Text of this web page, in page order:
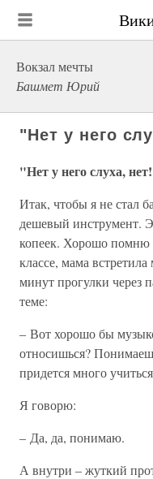
Вокзал мечты
Башмет Юрий
"Нет у него
"Нет у него слуха,
Итак, чтобы я не стал
дешевый инструмент.
копеек. Хорошо помню
классе, мама
минут прогулки через
теме:
– Вот хорошо бы
относишься?
придется много
Я говорю:
– Да, да, понимаю.
А внутри – жуткий